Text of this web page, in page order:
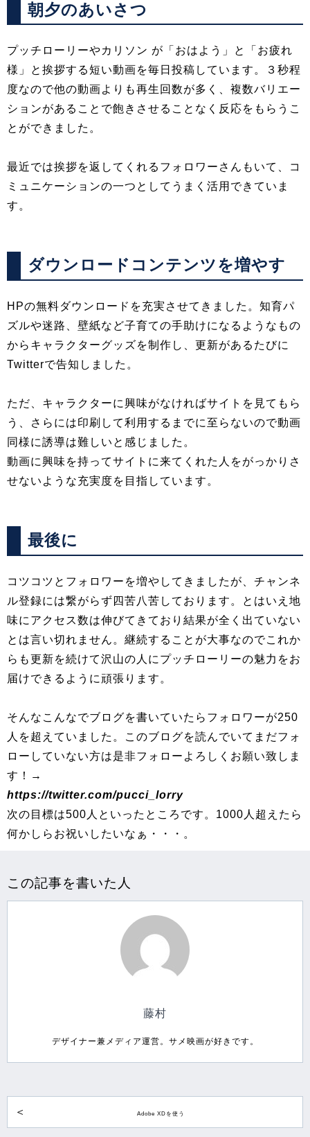
朝夕のあいさつ
プッチローリーやカリソン が「おはよう」と「お疲れ
様」と挨拶する短い動画を毎日投稿しています。３秒程
度なので他の動画よりも再生回数が多く、複数バリエー
ションがあることで飽きさせることなく反応をもらうこ
とができました。
最近では挨拶を返してくれるフォロワーさんもいて、コ
ミュニケーションの一つとしてうまく活用できていま
す。
ダウンロードコンテンツを増やす
HPの無料ダウンロードを充実させてきました。知育パ
ズルや迷路、壁紙など子育ての手助けになるようなもの
からキャラクターグッズを制作し、更新があるたびに
Twitterで告知しました。
ただ、キャラクターに興味がなければサイトを見てもら
う、さらには印刷して利用するまでに至らないので動画
同様に誘導は難しいと感じました。
動画に興味を持ってサイトに来てくれた人をがっかりさ
せないような充実度を目指しています。
最後に
コツコツとフォロワーを増やしてきましたが、チャンネ
ル登録には繋がらず四苦八苦しております。とはいえ地
味にアクセス数は伸びてきており結果が全く出ていない
とは言い切れません。継続することが大事なのでこれか
らも更新を続けて沢山の人にプッチローリーの魅力をお
届けできるように頑張ります。
そんなこんなでブログを書いていたらフォロワーが250
人を超えていました。このブログを読んでいてまだフォ
ローしていない方は是非フォローよろしくお願い致しま
す！→
https://twitter.com/pucci_lorry
次の目標は500人といったところです。1000人超えたら
何かしらお祝いしたいなぁ・・・。
この記事を書いた人
藤村
デザイナー兼メディア運営。サメ映画が好きです。
Adobe XDを使う